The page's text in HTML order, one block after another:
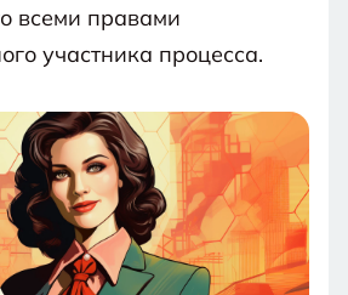
всеми правами
участника процесса.